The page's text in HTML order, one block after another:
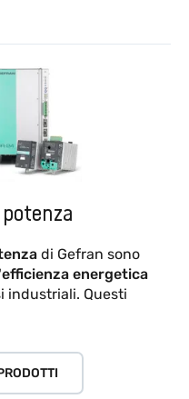
di Gefran sono
energetica
industriali. Questi